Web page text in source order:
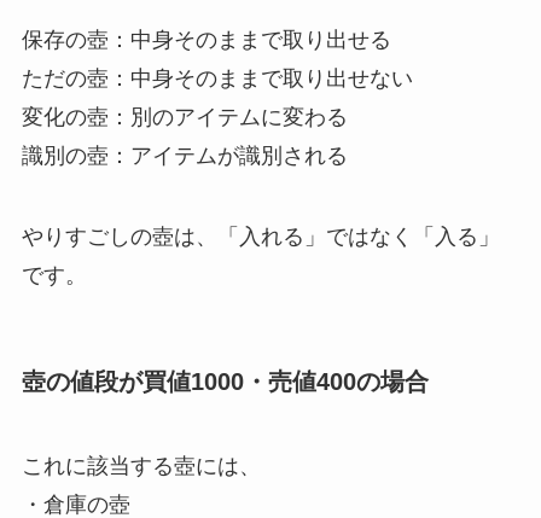
保存の壺：中身そのままで取り出せる
ただの壺：中身そのままで取り出せない
変化の壺：別のアイテムに変わる
識別の壺：アイテムが識別される
やりすごしの壺は、「入れる」ではなく「入る」
です。
壺の値段が買値1000・売値400の場合
これに該当する壺には、
・倉庫の壺